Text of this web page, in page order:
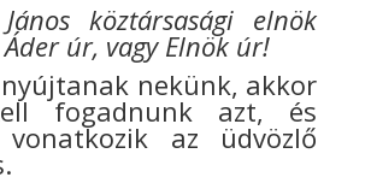
köztársasági elnök
úr, vagy Elnök úr!
nekünk, akkor
fogadnunk azt, és
vonatkozik az üdvözlő